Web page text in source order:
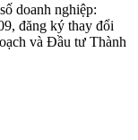
doanh nghiệp:
đăng ký thay đổi
và Đầu tư Thành